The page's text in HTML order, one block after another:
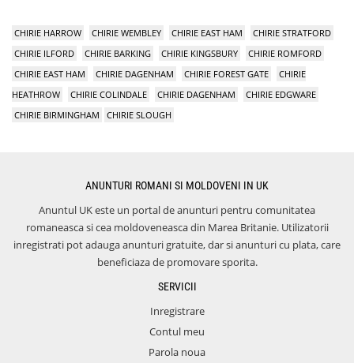
CHIRIE HARROW CHIRIE WEMBLEY CHIRIE EAST HAM
CHIRIE STRATFORD
CHIRIE ILFORD
CHIRIE BARKING CHIRIE KINGSBURY
CHIRIE ROMFORD
CHIRIE EAST HAM
CHIRIE DAGENHAM CHIRIE FOREST GATE
CHIRIE
HEATHROW
CHIRIE COLINDALE CHIRIE DAGENHAM
CHIRIE EDGWARE
CHIRIE BIRMINGHAM
CHIRIE SLOUGH
ANUNTURI ROMANI SI MOLDOVENI IN UK
Anuntul UK este un portal de anunturi pentru comunitatea
romaneasca si cea moldoveneasca din Marea Britanie. Utilizatorii
inregistrati pot adauga anunturi gratuite, dar si anunturi cu plata, care
beneficiaza de promovare sporita.
SERVICII
Inregistrare
Contul meu
Parola noua